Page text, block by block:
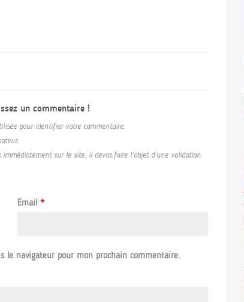
un commentaire !
pour identifier votre commentaire.
sur le site, il devra faire l'objet d'une validation
Email *
navigateur pour mon prochain commentaire.